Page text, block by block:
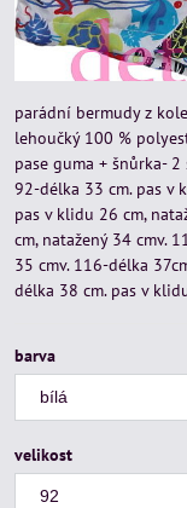
parádní bermudy z
lehoučký 100 %
pase guma + šnůrka-
92-délka 33 cm. pas v
pas v klidu 26 cm,
cm, natažený 34 cmv.
35 cmv. 116-délka
délka 38 cm. pas v
barva
velikost